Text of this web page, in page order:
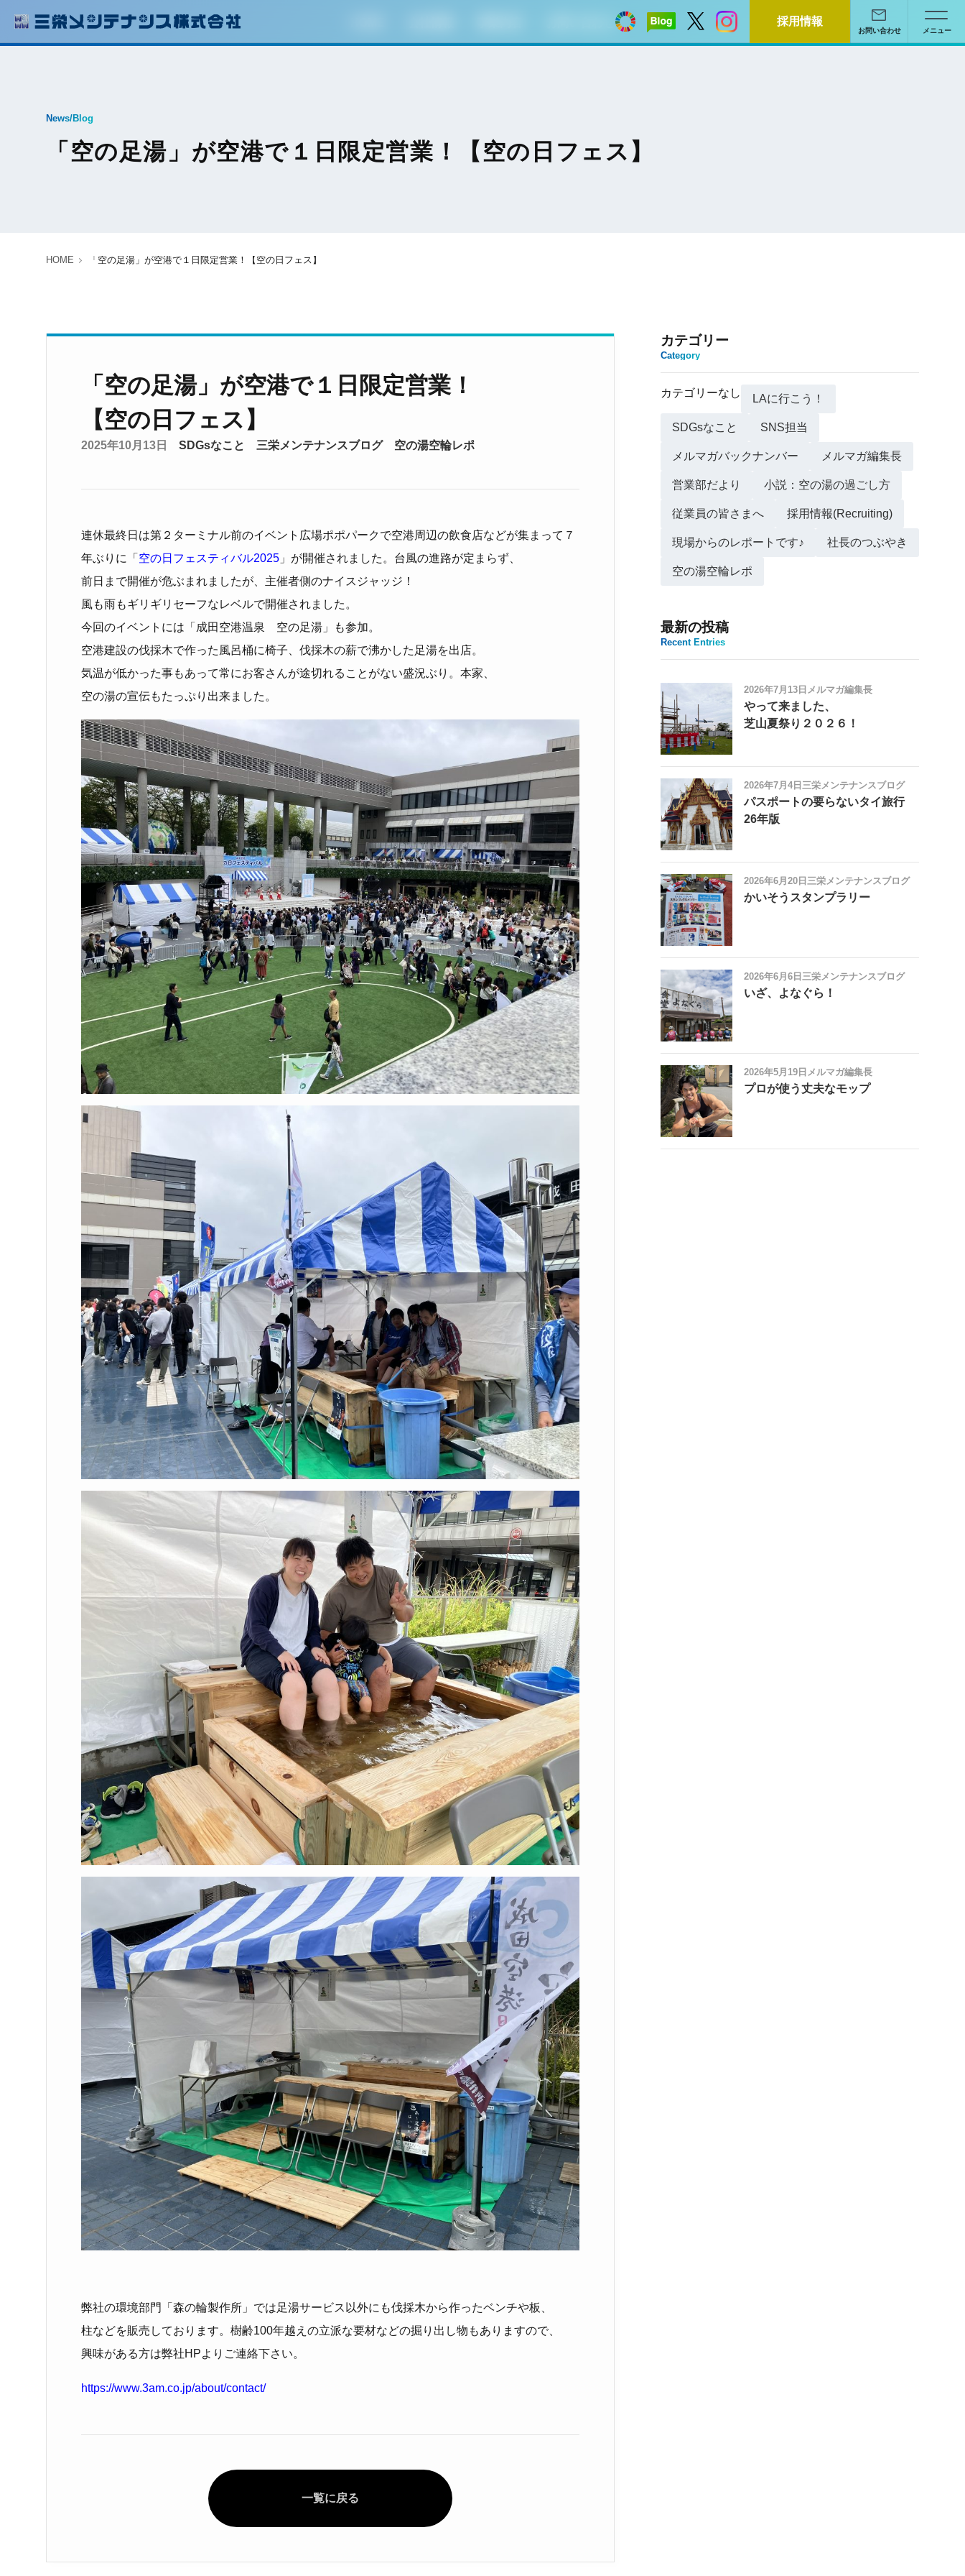
採用情報
お問い合わせ メニュー
News/Blog
「空の足湯」が空港で１日限定営業！【空の日フェス】
HOME 「空の足湯」が空港で１日限定営業！【空の日フェス】
「空の足湯」が空港で１日限定営業！
【空の日フェス】
2025年10月13日 SDGsなこと 三栄メンテナンスブログ 空の湯空輪レポ
連休最終日は第２ターミナル前のイベント広場ポポパークで空港周辺の飲食店などが集まって７
年ぶりに「 空の日フェスティバル2025 」が開催されました。台風の進路が定まらず、
前日まで開催が危ぶまれましたが、主催者側のナイスジャッジ！
風も雨もギリギリセーフなレベルで開催されました。
今回のイベントには「成田空港温泉 空の足湯」も参加。
空港建設の伐採木で作った風呂桶に椅子、伐採木の薪で沸かした足湯を出店。
気温が低かった事もあって常にお客さんが途切れることがない盛況ぶり。本家、
空の湯の宣伝もたっぷり出来ました。
弊社の環境部門「森の輪製作所」では足湯サービス以外にも伐採木から作ったベンチや板、
柱などを販売しております。樹齢100年越えの立派な要材などの掘り出し物もありますので、
興味がある方は弊社HPよりご連絡下さい。
https://www.3am.co.jp/about/contact/
一覧に戻る
カテゴリー
Category
カテゴリーなし LAに行こう！
SDGsなこと SNS担当
メルマガバックナンバー メルマガ編集長
営業部だより 小説：空の湯の過ごし方
従業員の皆さまへ 採用情報(Recruiting)
現場からのレポートです♪ 社長のつぶやき
空の湯空輪レポ
最新の投稿
Recent Entries
2026年7月13日 メルマガ編集長
やって来ました、
芝山夏祭り２０２６！
2026年7月4日 三栄メンテナンスブログ
パスポートの要らないタイ旅行
26年版
2026年6月20日 三栄メンテナンスブログ
かいそうスタンプラリー
2026年6月6日 三栄メンテナンスブログ
いざ、よなぐら！
2026年5月19日 メルマガ編集長
プロが使う丈夫なモップ